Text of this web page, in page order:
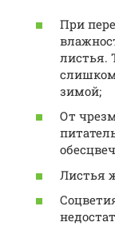
При
листья.
слишком
зимой;
От
Листья